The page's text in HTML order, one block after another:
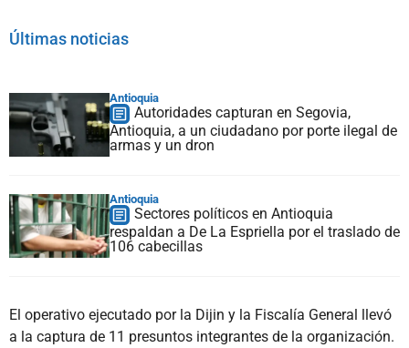
Últimas noticias
Antioquia
Autoridades capturan en Segovia,
Antioquia, a un ciudadano por porte ilegal de
armas y un dron
Antioquia
Sectores políticos en Antioquia
respaldan a De La Espriella por el traslado de
106 cabecillas
El operativo ejecutado por la Dijin y la Fiscalía General llevó
a la captura de 11 presuntos integrantes de la organización.